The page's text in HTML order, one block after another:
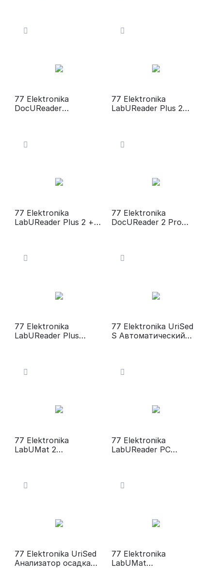
77 Elektronika
DocUReader
77 Elektronika
LabUReader Plus 2
77 Elektronika
LabUReader Plus 2 +
77 Elektronika
DocUReader 2 Pro
77 Elektronika
LabUReader Plus
77 Elektronika UriSed
S Автоматический
77 Elektronika
LabUMat 2
77 Elektronika
LabUReader PC
исследований мочи
77 Elektronika UriSed
Анализатор осадка
77 Elektronika
LabUMat